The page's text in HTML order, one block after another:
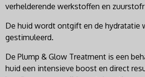
verhelderende werkstoffen en
De huid wordt ontgift en de hydratatie
gestimuleerd.
De Plump & Glow Treatment is een
huid een intensieve boost en direct